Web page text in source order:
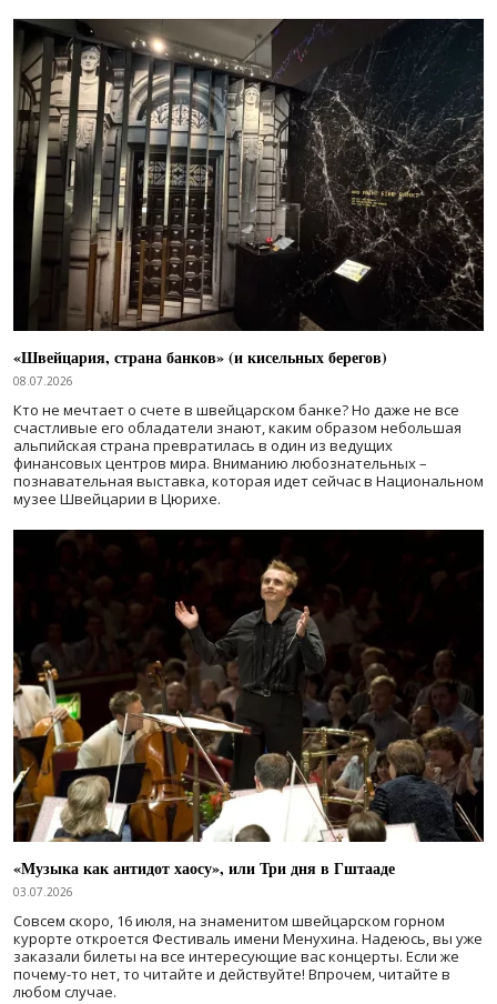
«Швейцария, страна банков» (и кисельных берегов)
08.07.2026
Кто не мечтает о счете в швейцарском банке? Но даже не все
счастливые его обладатели знают, каким образом небольшая
альпийская страна превратилась в один из ведущих
финансовых центров мира. Вниманию любознательных –
познавательная выставка, которая идет сейчас в Национальном
музее Швейцарии в Цюрихе.
«Музыка как антидот хаосу», или Три дня в Гштааде
03.07.2026
Совсем скоро, 16 июля, на знаменитом швейцарском горном
курорте откроется Фестиваль имени Менухина. Надеюсь, вы уже
заказали билеты на все интересующие вас концерты. Если же
почему-то нет, то читайте и действуйте! Впрочем, читайте в
любом случае.